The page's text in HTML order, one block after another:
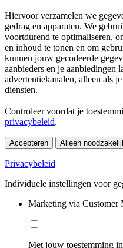
Hiervoor verzamelen we
gedrag en apparaten. We
voortdurend te optimaliseren,
en inhoud te tonen en om
kunnen jouw gecodeerde
aanbieders en je aanbiedingen
advertentiekanalen, alleen als
diensten.
Controleer voordat je
privacybeleid.
Accepteren Alleen
Privacybeleid
Individuele instellingen voor
Marketing via Customer
Met jouw toestemming